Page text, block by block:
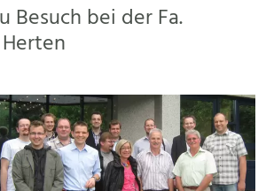
Besuch bei der Fa.